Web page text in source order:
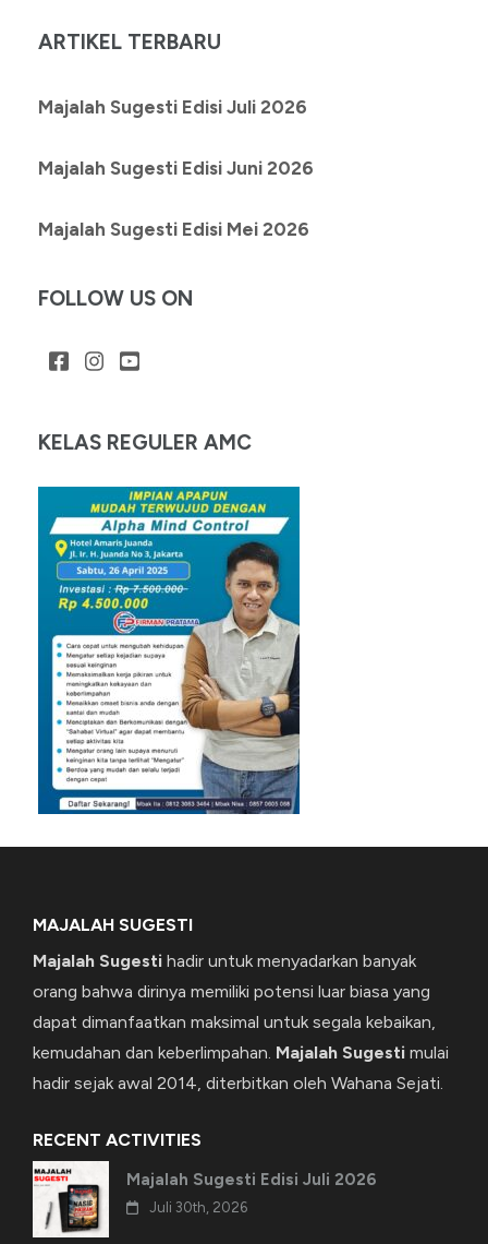
ARTIKEL TERBARU
Majalah Sugesti Edisi Juli 2026
Majalah Sugesti Edisi Juni 2026
Majalah Sugesti Edisi Mei 2026
FOLLOW US ON
KELAS REGULER AMC
MAJALAH SUGESTI
Majalah Sugesti hadir untuk menyadarkan banyak
orang bahwa dirinya memiliki potensi luar biasa yang
dapat dimanfaatkan maksimal untuk segala kebaikan,
kemudahan dan keberlimpahan. Majalah Sugesti mulai
hadir sejak awal 2014, diterbitkan oleh Wahana Sejati.
RECENT ACTIVITIES
Majalah Sugesti Edisi Juli 2026
Juli 30th, 2026